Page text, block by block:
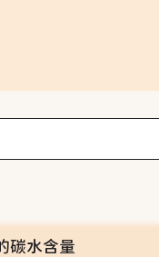
碳水含量